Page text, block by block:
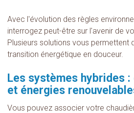
Avec l'évolution des règles
interrogez peut-être sur l'avenir de
Plusieurs solutions vous permettent
transition énergétique en douceur.
Les systèmes hybrides :
et énergies
Vous pouvez associer votre